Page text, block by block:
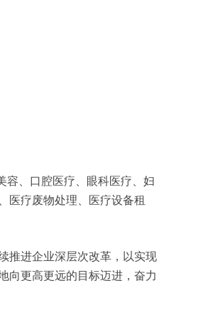
容、口腔医疗、眼科医疗、妇
医疗废物处理、医疗设备租
推进企业深层次改革，以实现
向更高更远的目标迈进，奋力